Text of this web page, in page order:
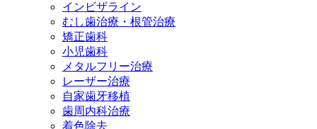
インビザライン
むし歯治療・根管治療
矯正歯科
小児歯科
メタルフリー治療
レーザー治療
自家歯牙移植
歯周内科治療
着色除去